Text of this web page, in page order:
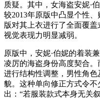
质疑。其中，女海盗安妮·
较2013年原版中凸显个性
版对其上衣进行了全面覆
视觉表现力明显减弱。
原版中，安妮·伯妮的着装
凌厉的海盗身份高度契合
进行结构性调整，男性角
貌。这种单向修正方式令
出：“若服装款式本身无关